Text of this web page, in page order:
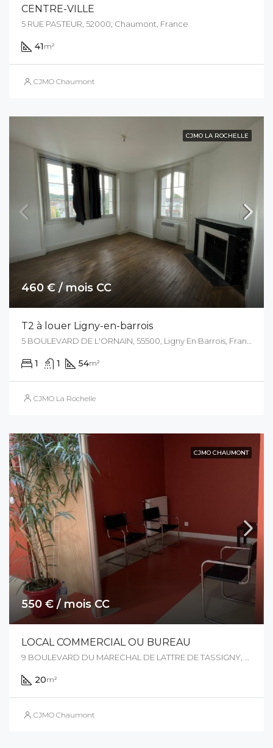
CENTRE-VILLE
5 RUE PASTEUR, 52000, Chaumont, France
41 m²
CJMO Chaumont
CJMO LA ROCHELLE
460 € / mois CC
T2 à louer Ligny-en-barrois
1 1 54m²
CJMO La Rochelle
CJMO CHAUMONT
550 € / mois CC
LOCAL COMMERCIAL OU BUREAU
20m²
CJMO Chaumont